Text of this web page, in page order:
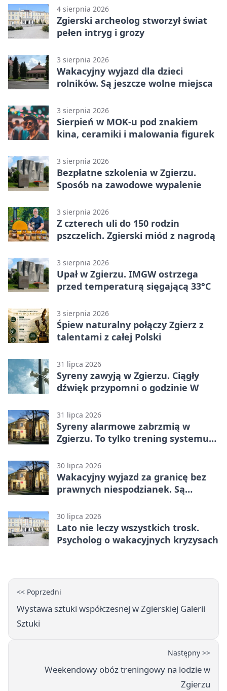
4 sierpnia 2026
Zgierski archeolog stworzył świat
pełen intryg i grozy
3 sierpnia 2026
Wakacyjny wyjazd dla dzieci
rolników. Są jeszcze wolne miejsca
3 sierpnia 2026
Sierpień w MOK-u pod znakiem
kina, ceramiki i malowania figurek
3 sierpnia 2026
Bezpłatne szkolenia w Zgierzu.
Sposób na zawodowe wypalenie
3 sierpnia 2026
Z czterech uli do 150 rodzin
pszczelich. Zgierski miód z nagrodą
3 sierpnia 2026
Upał w Zgierzu. IMGW ostrzega
przed temperaturą sięgającą 33°C
3 sierpnia 2026
Śpiew naturalny połączy Zgierz z
talentami z całej Polski
31 lipca 2026
Syreny zawyją w Zgierzu. Ciągły
dźwięk przypomni o godzinie W
31 lipca 2026
Syreny alarmowe zabrzmią w
Zgierzu. To tylko trening systemu
30 lipca 2026
Wakacyjny wyjazd za granicę bez
prawnych niespodzianek. Są
30 lipca 2026
Lato nie leczy wszystkich trosk.
Psycholog o wakacyjnych kryzysach
<< Poprzedni
Wystawa sztuki współczesnej w Zgierskiej Galerii
Sztuki
Następny >>
Weekendowy obóz treningowy na lodzie w
Zgierzu